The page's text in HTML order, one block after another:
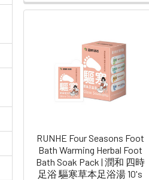
RUNHE Four Seasons Foot
Bath Warming Herbal Foot
Bath Soak Pack | 潤和 四時
足浴 驅寒草本足浴湯 10's